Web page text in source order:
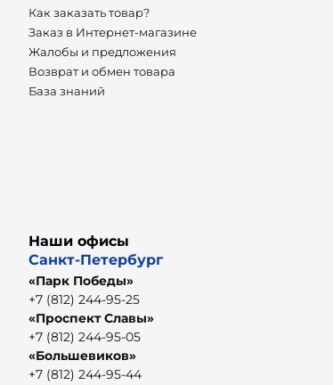
Как заказать товар?
Заказ в Интернет-магазине
Жалобы и предложения
Возврат и обмен товара
База знаний
Наши офисы
Санкт-Петербург
«Парк Победы»
+7 (812) 244-95-25
«Проспект Славы»
+7 (812) 244-95-05
«Большевиков»
+7 (812) 244-95-44